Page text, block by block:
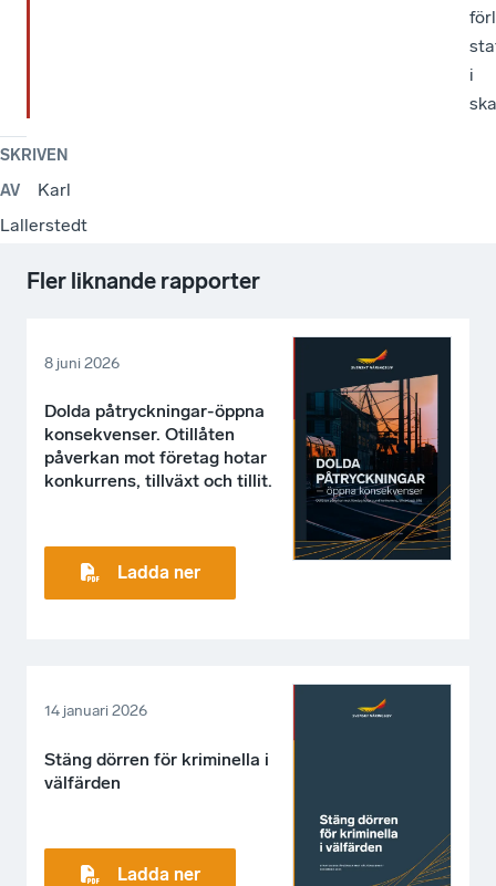
i
SKRIVEN
AV
Karl
Lallerstedt
Fler liknande rapporter
8 juni 2026
Dolda påtryckningar-öppna
konsekvenser. Otillåten
påverkan mot företag hotar
konkurrens, tillväxt och tillit.
Ladda ner
14 januari 2026
Stäng dörren för kriminella i
välfärden
Ladda ner